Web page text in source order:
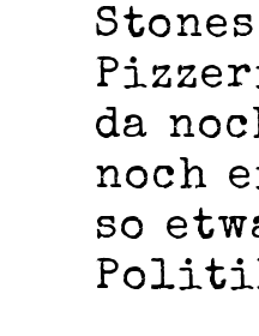
da
noch
so